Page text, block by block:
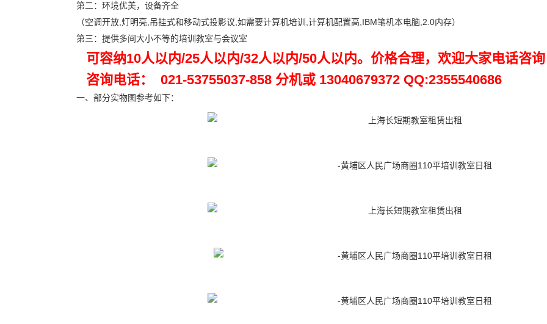
第二：环境优美，设备齐全
（空调开放,灯明亮,吊挂式和移动式投影议,如需要计算机培训,计算机配置高,IBM笔机本电脑,2.0内存）
第三：提供多间大小不等的培训教室与会议室
可容纳10人以内/25人以内/32人以内/50人以内。价格合理，欢迎大家电话咨
咨询电话： 021-53755037-858 分机或 13040679372 QQ:2355540686
一、部分实物图参考如下：